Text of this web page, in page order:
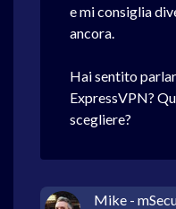
e mi consiglia
ancora.
Hai sentito
ExpressVPN?
scegliere?
Mike -